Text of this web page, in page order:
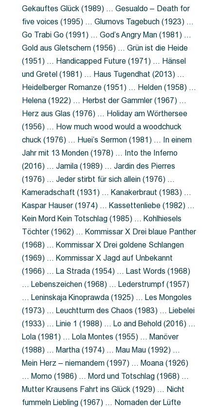
Gekauftes Glück (1989) … Gesualdo – Death for
five voices (1995) … Glumovs Tagebuch (1923) …
Go Trabi Go (1991) … God’s Angry Man (1981) …
Gold aus Gletschern (1956) … Grün ist die Heide
(1951) … Handicapped Future (1971) … Hänsel
und Gretel (1981) … Haus Tugendhat (2013) …
Heidelberger Romanze (1951) … Helden (1958) …
Helena (1922) … Herbst der Gammler (1967) …
Herz aus Glas (1976) … Holiday am Wörthersee
(1956) … How much wood would a woodchuck
chuck (1976) … Huei’s Sermon (1981) … In einem
Jahr mit 13 Monden (1978) … Into the Inferno
(2016) … Jamila (1989) … Jardin des Pierres
(1976) … Jeder stirbt für sich allein (1976) …
Kameradschaft (1931) … Kanakerbraut (1983) …
Kaspar Hauser (1974) … Kassettenliebe (1982) …
Kein Mord Kein Totschlag (1985) … Kohlhiesels
Töchter (1962) … Kommissar X Drei blaue Panther
(1968) … Kommissar X Drei goldene Schlangen
(1969) … Kommissar X Jagd auf Unbekannt
(1966) … La Strada (1954) … Last Words (1968)
… Lebenszeichen (1968) … Lederstrumpf (1957)
… Leninskaja Kinoprawda (1925) … Les Mongoles
(1973) … Leuchtturm des Chaos (1983) … Liebelei
(1933) … Linie 1 (1988) … Lo and Behold (2016) …
Lola (1981) … Lola Montes (1955) … Manöver
(1988) … Martha (1974) … Mau Mau (1992) …
Mein Herz – niemandem (1997) … Moana (1926)
… Momo (1986) … Mord und Totschlag (1968) …
Mutter Krausens Fahrt ins Glück (1929) … Nicht
fummeln Liebling (1967) … Nomaden der Lüfte